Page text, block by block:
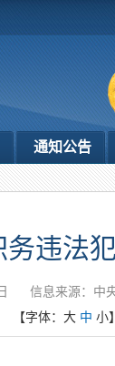
通知公告
务违法
信息来源：中
【字体： 大 中 小】